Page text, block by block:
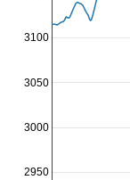
2950
3000
3050
3100